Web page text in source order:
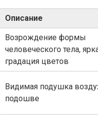
Описание
Возрождение формы
человеческого тела,
градация цветов
Видимая подушка
подошве